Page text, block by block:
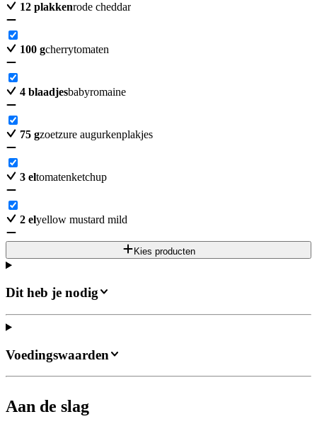
12 plakkenrode cheddar
100 gcherrytomaten
4 blaadjesbabyromaine
75 gzoetzure augurkenplakjes
3 eltomatenketchup
2 elyellow mustard mild
Kies producten
Dit heb je nodig
Aan de slag
Voedingswaarden